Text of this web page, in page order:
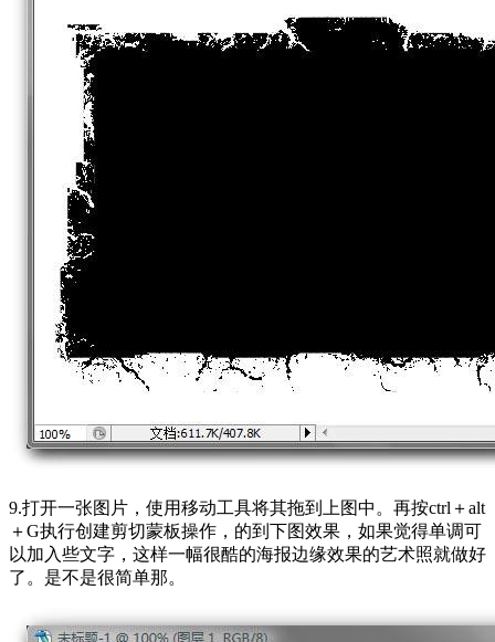
9.打开一张图片，使用移动工具将其拖到上图中。再按ctrl＋alt
＋G执行创建剪切蒙板操作，的到下图效果，如果觉得单调可
以加入些文字，这样一幅很酷的海报边缘效果的艺术照就做好
了。是不是很简单那。